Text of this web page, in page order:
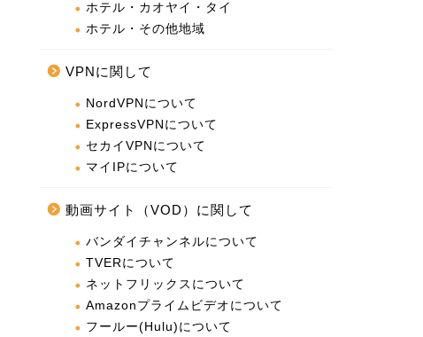
ホテル・カオヤイ・タイ
ホテル・その他地域
VPNに関して
NordVPNについて
ExpressVPNについて
セカイVPNについて
マイIPについて
動画サイト（VOD）に関して
バンダイチャンネルについて
TVERについて
ネットフリックスについて
Amazonプライムビデオについて
フールー(Hulu)について